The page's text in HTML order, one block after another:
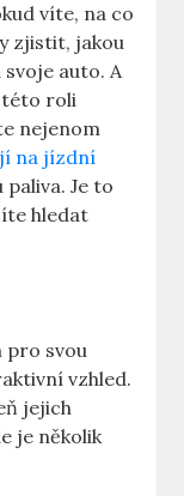
víte, na co
zjistit, jakou
auto. A
této roli
nejenom
na jízdní
Je to
hledat
pro svou
vzhled.
jejich
je několik